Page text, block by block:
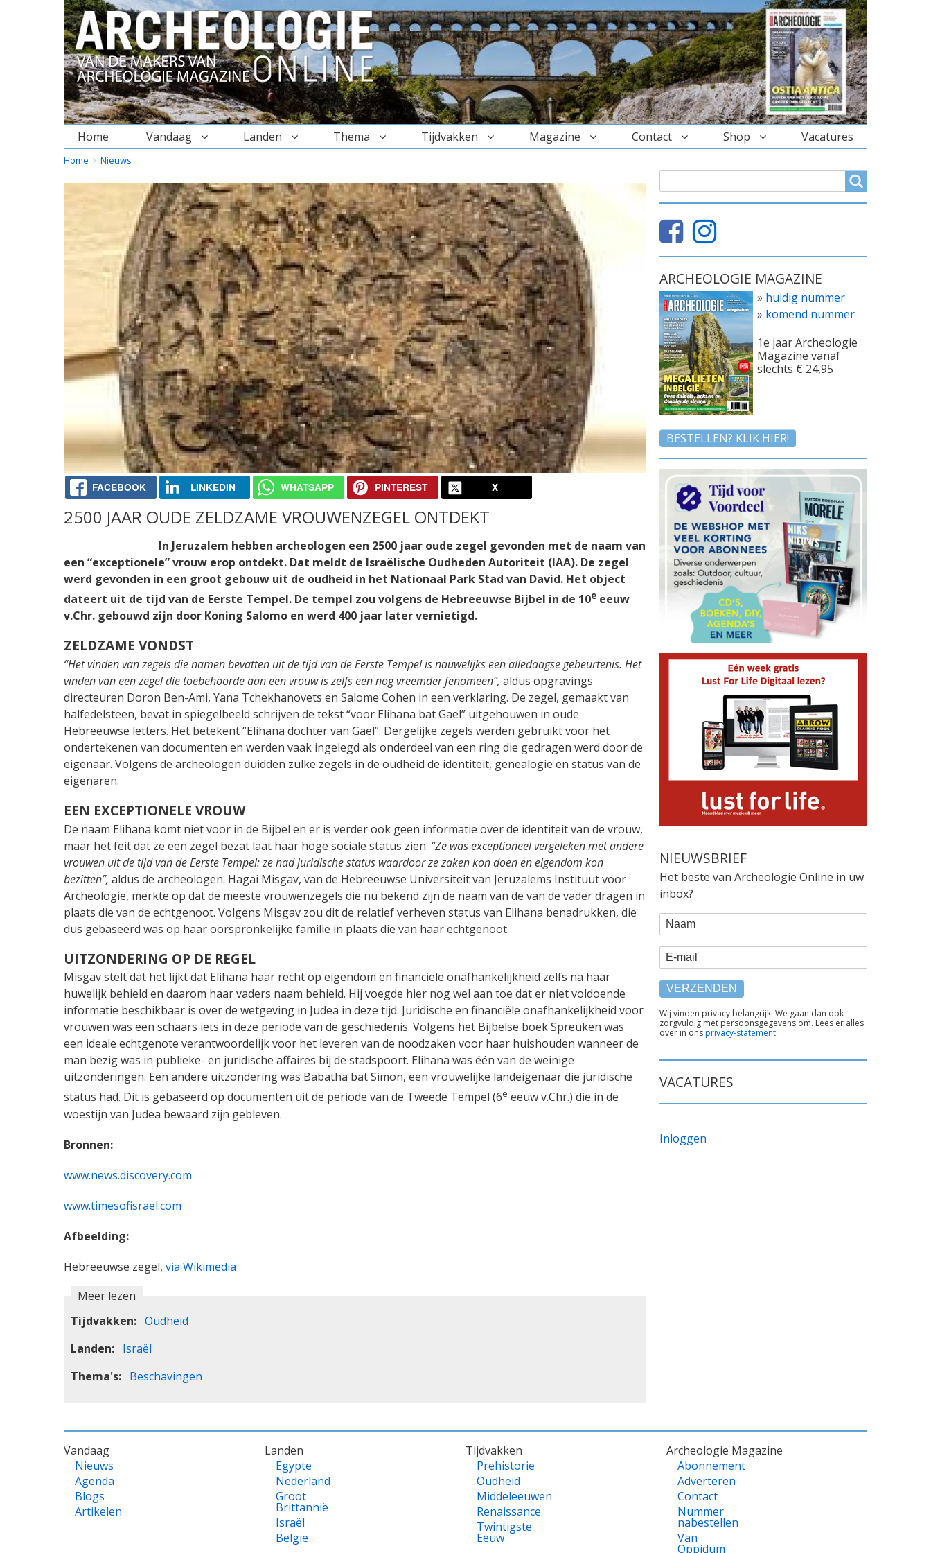
Home Vandaag Landen Thema Tijdvakken Magazine Contact Shop Vacatures
BREADCRUMBS
YOU
Home Nieuws
FACEBOOK LINKEDIN WHATSAPP PINTEREST X
2500 JAAR OUDE ZELDZAME VROUWENZEGEL ONTDEKT
In Jeruzalem hebben archeologen een 2500 jaar oude zegel gevonden met de naam van
een “exceptionele” vrouw erop ontdekt. Dat meldt de Israëlische Oudheden Autoriteit (IAA). De zegel
werd gevonden in een groot gebouw uit de oudheid in het Nationaal Park Stad van David. Het object
dateert uit de tijd van de Eerste Tempel. De tempel zou volgens de Hebreeuwse Bijbel in de 10e eeuw
v.Chr. gebouwd zijn door Koning Salomo en werd 400 jaar later vernietigd.
ZELDZAME VONDST
“Het vinden van zegels die namen bevatten uit de tijd van de Eerste Tempel is nauwelijks een alledaagse gebeurtenis. Het
vinden van een zegel die toebehoorde aan een vrouw is zelfs een nog vreemder fenomeen”, aldus opgravings
directeuren Doron Ben-Ami, Yana Tchekhanovets en Salome Cohen in een verklaring. De zegel, gemaakt van
halfedelsteen, bevat in spiegelbeeld schrijven de tekst “voor Elihana bat Gael” uitgehouwen in oude
Hebreeuwse letters. Het betekent “Elihana dochter van Gael”. Dergelijke zegels werden gebruikt voor het
ondertekenen van documenten en werden vaak ingelegd als onderdeel van een ring die gedragen werd door de
eigenaar. Volgens de archeologen duidden zulke zegels in de oudheid de identiteit, genealogie en status van de
eigenaren.
EEN EXCEPTIONELE VROUW
De naam Elihana komt niet voor in de Bijbel en er is verder ook geen informatie over de identiteit van de vrouw,
maar het feit dat ze een zegel bezat laat haar hoge sociale status zien. “Ze was exceptioneel vergeleken met andere
vrouwen uit de tijd van de Eerste Tempel: ze had juridische status waardoor ze zaken kon doen en eigendom kon
bezitten”, aldus de archeologen. Hagai Misgav, van de Hebreeuwse Universiteit van Jeruzalems Instituut voor
Archeologie, merkte op dat de meeste vrouwenzegels die nu bekend zijn de naam van de van de vader dragen in
plaats die van de echtgenoot. Volgens Misgav zou dit de relatief verheven status van Elihana benadrukken, die
dus gebaseerd was op haar oorspronkelijke familie in plaats die van haar echtgenoot.
UITZONDERING OP DE REGEL
Misgav stelt dat het lijkt dat Elihana haar recht op eigendom en financiële onafhankelijkheid zelfs na haar
huwelijk behield en daarom haar vaders naam behield. Hij voegde hier nog wel aan toe dat er niet voldoende
informatie beschikbaar is over de wetgeving in Judea in deze tijd. Juridische en financiële onafhankelijkheid voor
vrouwen was een schaars iets in deze periode van de geschiedenis. Volgens het Bijbelse boek Spreuken was
een ideale echtgenote verantwoordelijk voor het leveren van de noodzaken voor haar huishouden wanneer de
man bezig was in publieke- en juridische affaires bij de stadspoort. Elihana was één van de weinige
uitzonderingen. Een andere uitzondering was Babatha bat Simon, een vrouwelijke landeigenaar die juridische
status had. Dit is gebaseerd op documenten uit de periode van de Tweede Tempel (6e eeuw v.Chr.) die in de
woestijn van Judea bewaard zijn gebleven.
Bronnen:
www.news.discovery.com
www.timesofisrael.com
Afbeelding:
Hebreeuwse zegel, via Wikimedia
Meer lezen
Tijdvakken
Oudheid
Landen
Israël
Thema's
Beschavingen
ARCHEOLOGIE MAGAZINE
» huidig nummer
» komend nummer
1e jaar Archeologie
Magazine vanaf
slechts € 24,95
BESTELLEN? KLIK HIER!
NIEUWSBRIEF
Het beste van Archeologie Online in uw
inbox?
WEBFORM
Naam
E-mail
TEKST
ONDER
FORMULIER
Wij vinden privacy belangrijk. We gaan dan ook
zorgvuldig met persoonsgegevens om. Lees er alles
over in onsprivacy-statement.
VACATURES
Inloggen
VOET
Vandaag
Nieuws
Agenda
Blogs
Artikelen
Landen
Egypte
Nederland
Groot
Brittannië
Israël
België
Tijdvakken
Prehistorie
Oudheid
Middeleeuwen
Renaissance
Twintigste
Eeuw
Archeologie Magazine
Abonnement
Adverteren
Contact
Nummer
nabestellen
Van
Oppidum